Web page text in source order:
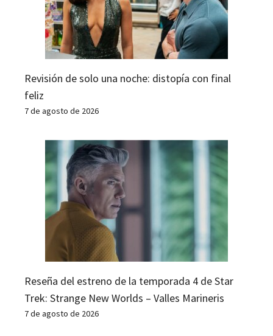
Revisión de solo una noche: distopía con final
feliz
7 de agosto de 2026
Reseña del estreno de la temporada 4 de Star
Trek: Strange New Worlds – Valles Marineris
7 de agosto de 2026